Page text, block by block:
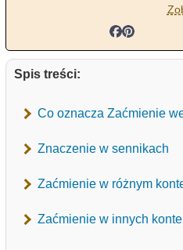
Spis treści:
Co oznacza Zaćmienie
Znaczenie w sennikach
Zaćmienie w różnym
Zaćmienie w innych